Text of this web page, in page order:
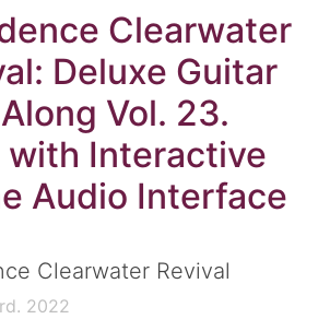
Clearwater
Deluxe Guitar
Vol. 23.
with Interactive
Audio Interface
Clearwater Revival
2022